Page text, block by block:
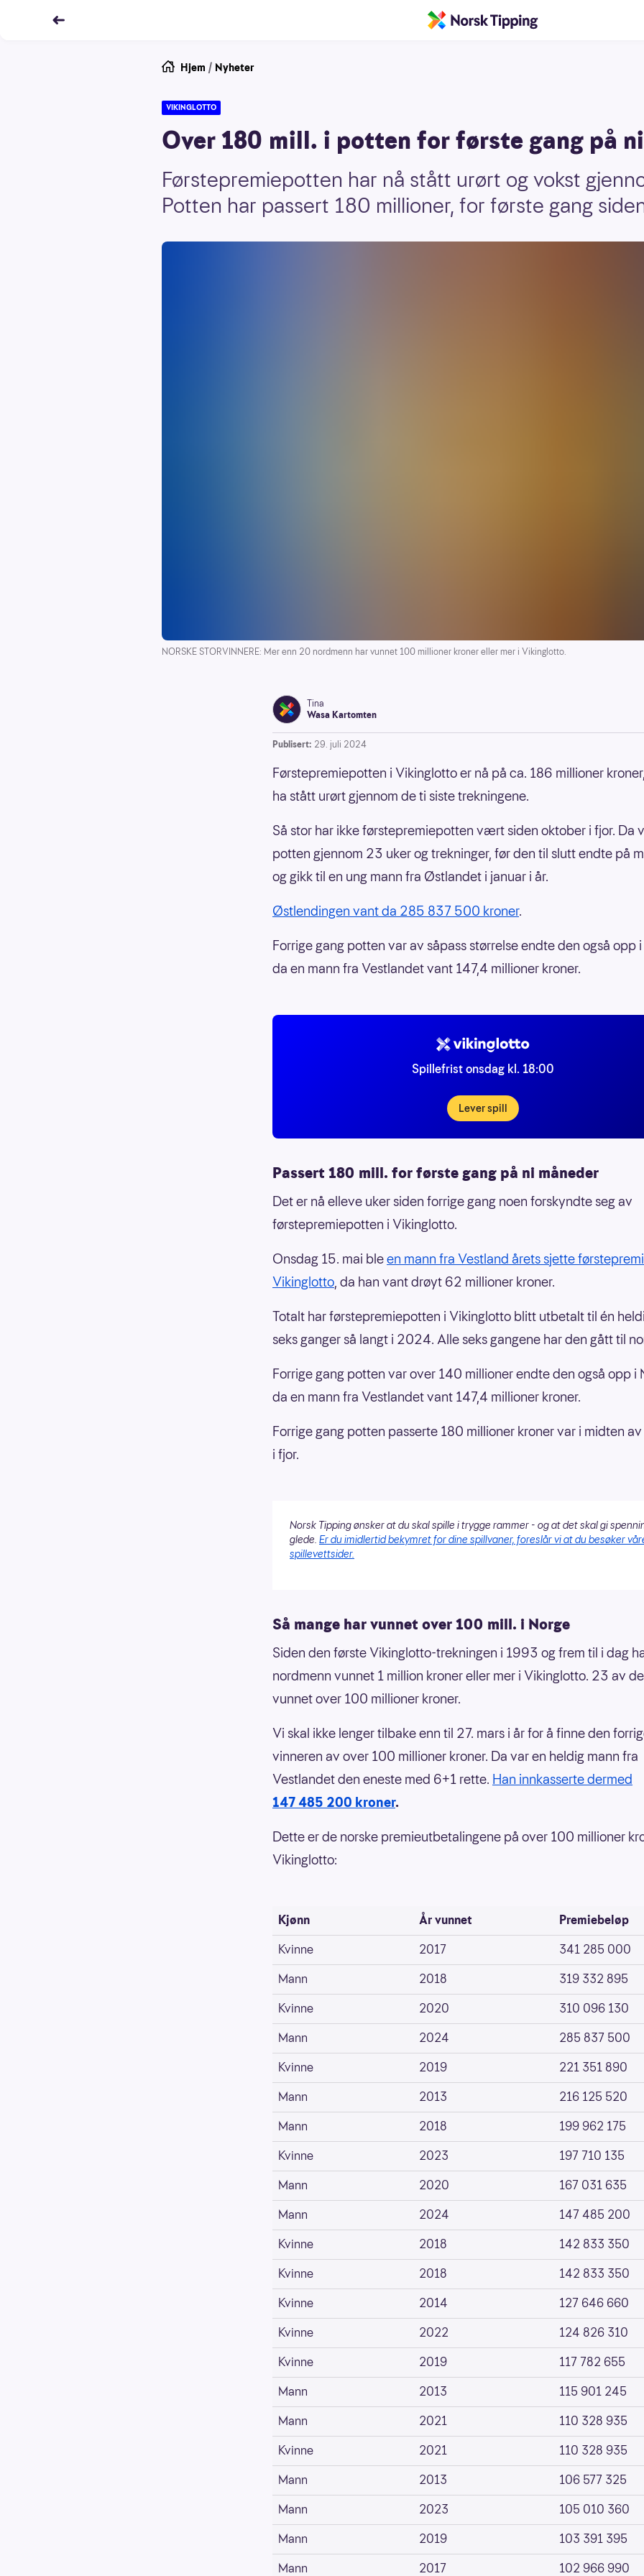
Hjem / Nyheter
VIKINGLOTTO
Over 180 mill. i potten for første gang på
Førstepremiepotten har nå stått urørt og vokst
Potten har passert 180 millioner, for første gang
NORSKE STORVINNERE: Mer enn 20 nordmenn har vunnet 100 millioner kroner eller mer i Vikinglotto.
Tina
Wasa Kartomten
Publisert: 29. juli 2024
Førstepremiepotten i Vikinglotto er nå på ca. 186 millioner
ha stått urørt gjennom de ti siste trekningene.
Så stor har ikke førstepremiepotten vært siden oktober i fjor. Da
potten gjennom 23 uker og trekninger, før den til slutt endte på
og gikk til en ung mann fra Østlandet i januar i år.
Østlendingen vant da 285 837 500 kroner.
Forrige gang potten var av såpass størrelse endte den også opp
da en mann fra Vestlandet vant 147,4 millioner kroner.
Spillefrist onsdag kl. 18:00
Lever spill
Passert 180 mill. for første gang på ni måneder
Det er nå elleve uker siden forrige gang noen forskyndte seg av
førstepremiepotten i Vikinglotto.
Onsdag 15. mai bleen mann fra Vestland årets sjette
Vikinglotto, da han vant drøyt 62 millioner kroner.
Totalt har førstepremiepotten i Vikinglotto blitt utbetalt til én
seks ganger så langt i 2024. Alle seks gangene har den gått til
Forrige gang potten var over 140 millioner endte den også opp i
da en mann fra Vestlandet vant 147,4 millioner kroner.
Forrige gang potten passerte 180 millioner kroner var i midten
i fjor.
Norsk Tipping ønsker at du skal spille i trygge rammer - og at det skal gi
glede. Er du imidlertid bekymret for dine spillvaner, foreslår vi at du besøker
spillevettsider.
Så mange har vunnet over 100 mill. i Norge
Siden den første Vikinglotto-trekningen i 1993 og frem til i dag
nordmenn vunnet 1 million kroner eller mer i Vikinglotto. 23 av
vunnet over 100 millioner kroner.
Vi skal ikke lenger tilbake enn til 27. mars i år for å finne den
vinneren av over 100 millioner kroner. Da var en heldig mann fra
Vestlandet den eneste med 6+1 rette. Han innkasserte dermed
147 485 200 kroner.
Dette er de norske premieutbetalingene på over 100 millioner
Vikinglotto:
Kjønn År vunnet
Premiebeløp
Kvinne
2017
341 285 000
Mann
2018
319 332 895
Kvinne
2020
310 096 130
Mann
2024
285 837 500
Kvinne
2019
221 351 890
Mann
2013
216 125 520
Mann
2018
199 962 175
Kvinne
2023
197 710 135
Mann
2020
167 031 635
Mann
2024
147 485 200
Kvinne
2018
142 833 350
Kvinne
2018
142 833 350
Kvinne
2014
127 646 660
Kvinne
2022
124 826 310
Kvinne
2019
117 782 655
Mann
2013
115 901 245
Mann
2021
110 328 935
Kvinne
2021
110 328 935
Mann
2013
106 577 325
Mann
2023
105 010 360
Mann
2019
103 391 395
Mann
2017 102 966 990